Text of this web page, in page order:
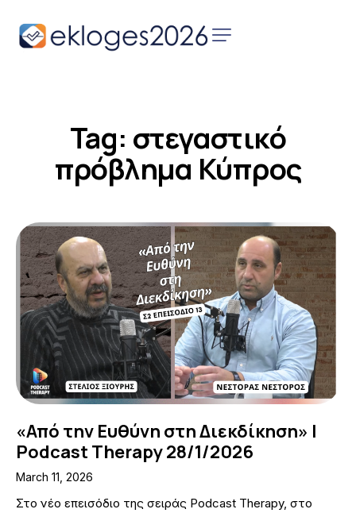
Tag: στεγαστικό
πρόβλημα Κύπρος
Αρχική
Παρουσιάσεις
Υποψηφίων
Επικοινωνία
«Από την Ευθύνη στη Διεκδίκηση» |
Podcast Therapy 28/1/2026
March 11, 2026
Στο νέο επεισόδιο της σειράς Podcast Therapy, στο